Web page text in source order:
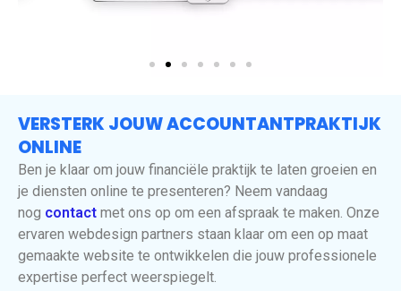
VERSTERK JOUW ACCOUNTANTPRAKTIJK
ONLINE
Ben je klaar om jouw financiële praktijk te laten groeien en
je diensten online te presenteren? Neem vandaag
nog contact met ons op om een afspraak te maken. Onze
ervaren webdesign partners staan klaar om een op maat
gemaakte website te ontwikkelen die jouw professionele
expertise perfect weerspiegelt.